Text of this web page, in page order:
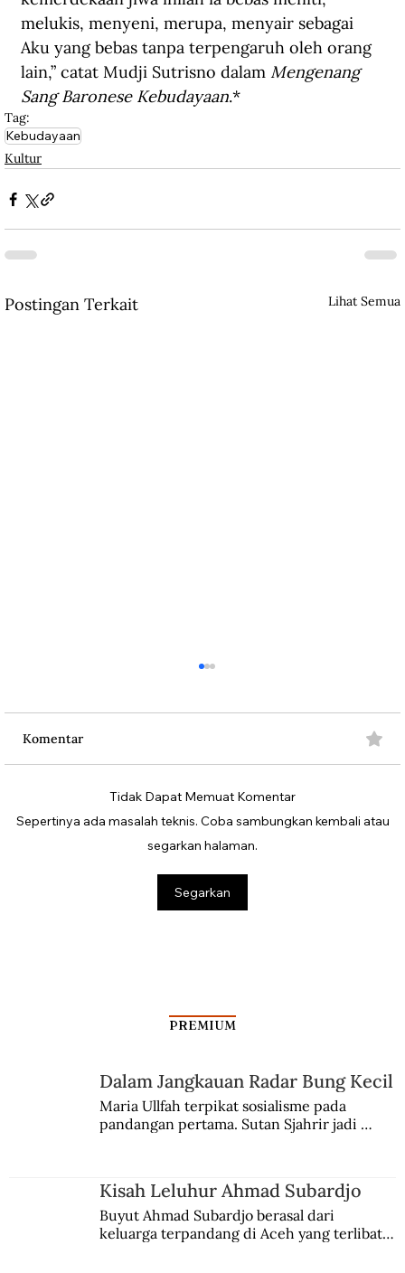
melukis, menyeni, merupa, menyair sebagai
Aku yang bebas tanpa terpengaruh oleh orang
lain,” catat Mudji Sutrisno dalam Mengenang
Sang Baronese Kebudayaan.*
Tag:
Kebudayaan
Kultur
Postingan Terkait Lihat Semua
Misteri Gunung Kawi
Komentar
Tidak Dapat Memuat Komentar
Sepertinya ada masalah teknis. Coba sambungkan kembali atau
segarkan halaman.
Segarkan
PREMIUM
Dalam Jangkauan Radar Bung Kecil
Maria Ullfah terpikat sosialisme pada
pandangan pertama. Sutan Sjahrir jadi
Kisah Leluhur Ahmad Subardjo
Buyut Ahmad Subardjo berasal dari
keluarga terpandang di Aceh yang terlibat